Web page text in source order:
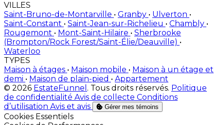
VILLES
Saint-Bruno-de-Montarville • Granby • Ulverton •
Saint-Constant • Saint-Jean-sur-Richelieu • Chambly •
Rougemont • Mont-Saint-Hilaire • Sherbrooke
(Brompton/Rock Forest/Saint-Élie/Deauville) •
Waterloo
TYPES
Maison à étages • Maison mobile • Maison à un étage et
demi • Maison de plain-pied • Appartement
© 2026 EstateFunnel . Tous droits réservés. Politique
de confidentialité Avis de collecte Conditions
d’utilisation Avis et avis Gérer mes témoins
Activer
Cookies Essentiels